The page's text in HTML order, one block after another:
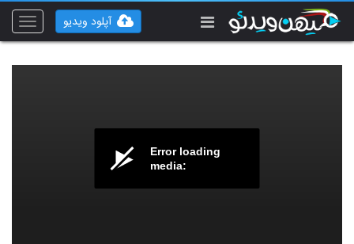
Toggle
آپلود ویدیو
Error loading
media: